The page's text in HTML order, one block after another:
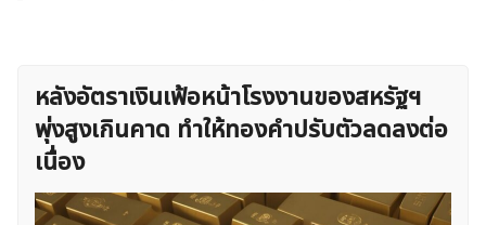
หลังอัตราเงินเฟ้อหน้าโรงงานของสหรัฐฯ
พุ่งสูงเกินคาด ทำให้ทองคำปรับตัวลดลงต่อ
เนื่อง